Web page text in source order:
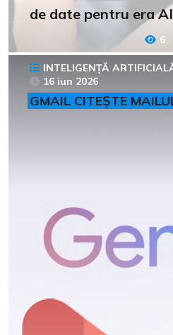
de date pentru era AI
6
INTELIGENȚĂ
16 iun 2026
GMAIL CITEȘTE